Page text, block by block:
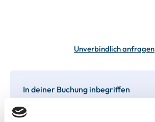
Unverbindlich anfragen
In deiner Buchung inbegriffen